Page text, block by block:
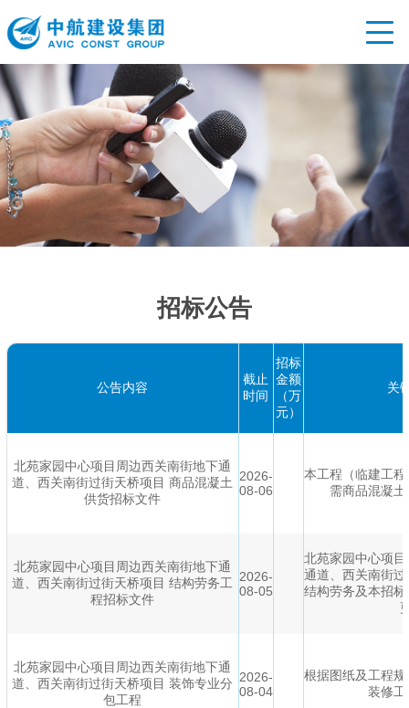
关于
新闻
人才
招标公告
公告内容
截止
时间
招标
金额
（万
元）
关
北苑家园中心项目周边西关南街地下通
道、西关南街过街天桥项目 商品混凝土
供货招标文件
2026-
08-06
本工程（临建工
需商品混凝
北苑家园中心项目周边西关南街地下通
道、西关南街过街天桥项目 结构劳务工
程招标文件
2026-
08-05
北苑家园中心项
通道、西关南街
结构劳务及本招
北苑家园中心项目周边西关南街地下通
道、西关南街过街天桥项目 装饰专业分
包工程
2026-
08-04
根据图纸及工程
装修